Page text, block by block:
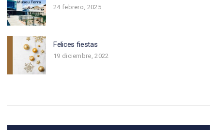
24 febrero, 2025
Felices fiestas
19 diciembre, 2022